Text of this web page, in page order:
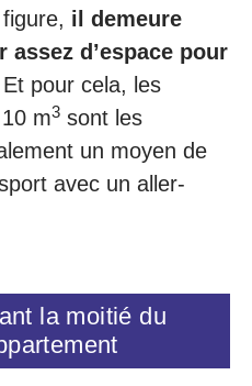
il demeure
d’espace pour
pour cela, les
m3 sont les
un moyen de
avec un aller-
la moitié du